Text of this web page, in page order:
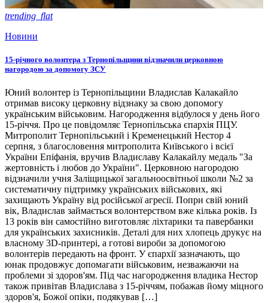
trending_flat
Новини
15-річного волонтера з Тернопільщини відзначили церковною
нагородою за допомогу ЗСУ
Юний волонтер із Тернопільщини Владислав Калакайло
отримав високу церковну відзнаку за свою допомогу
українським військовим. Нагородження відбулося у день його
15-річчя. Про це повідомляє Тернопільська єпархія ПЦУ.
Митрополит Тернопільський і Кременецький Нестор 4
серпня, з благословення митрополита Київського і всієї
України Епіфанія, вручив Владиславу Калакайлу медаль "За
жертовність і любов до України". Церковною нагородою
відзначили учня Заліщицької загальноосвітньої школи №2 за
систематичну підтримку українських військових, які
захищають Україну від російської агресії. Попри свій юний
вік, Владислав займається волонтерством вже кілька років. Із
13 років він самостійно виготовляє ліхтарики та павербанки
для українських захисників. Деталі для них хлопець друкує на
власному 3D-принтері, а готові вироби за допомогою
волонтерів передають на фронт. У єпархії зазначають, що
юнак продовжує допомагати військовим, незважаючи на
проблеми зі здоров'ям. Під час нагородження владика Нестор
також привітав Владислава з 15-річчям, побажав йому міцного
здоров'я, Божої опіки, подякував […]